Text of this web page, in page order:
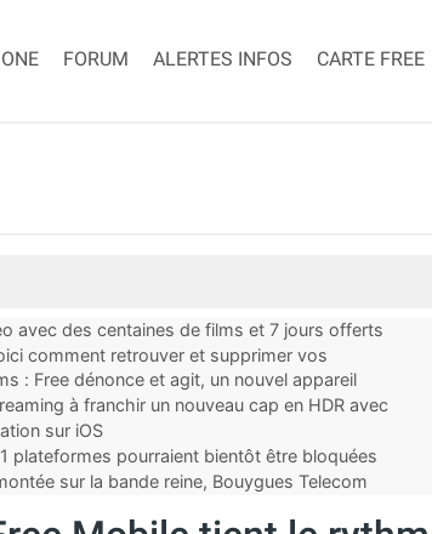
FORUM ALERTES INFOS CARTE FREE
avec des centaines de films et 7 jours offerts
comment retrouver et supprimer vos
: Free dénonce et agit, un nouvel appareil
à franchir un nouveau cap en HDR avec
sur iOS
plateformes pourraient bientôt être bloquées
sur la bande reine, Bouygues Telecom